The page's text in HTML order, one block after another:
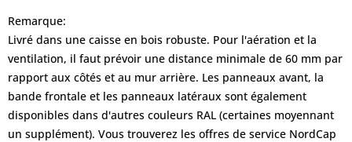
Remarque:
Livré dans une caisse en bois robuste. Pour l'aération et la
ventilation, il faut prévoir une distance minimale de 60 mm par
rapport aux côtés et au mur arrière. Les panneaux avant, la
bande frontale et les panneaux latéraux sont également
disponibles dans d'autres couleurs RAL (certaines moyennant
un supplément). Vous trouverez les offres de service NordCap